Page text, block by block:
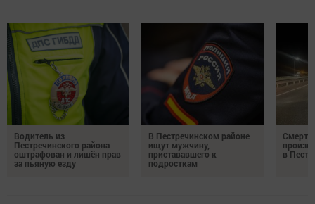
Водитель из
Пестречинского района
оштрафован и лишён прав
за пьяную езду
В Пестречинском районе
ищут мужчину,
пристававшего к
подросткам
в